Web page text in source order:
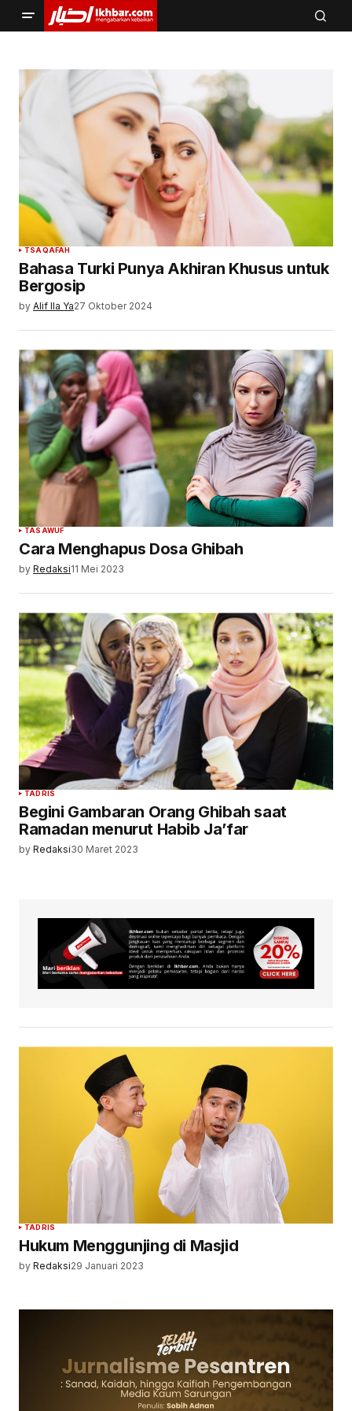
TSAQAFAH
Bahasa Turki Punya Akhiran Khusus untuk
Bergosip
by Alif Ila Ya27 Oktober 2024
TASAWUF
Cara Menghapus Dosa Ghibah
by Redaksi11 Mei 2023
TADRIS
Begini Gambaran Orang Ghibah saat
Ramadan menurut Habib Ja’far
by Redaksi30 Maret 2023
TADRIS
Hukum Menggunjing di Masjid
by Redaksi29 Januari 2023